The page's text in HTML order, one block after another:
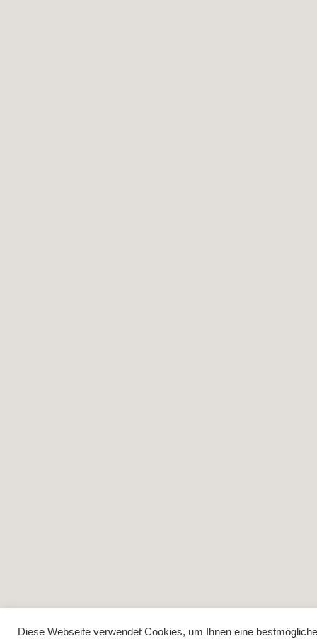
Diese Webseite verwendet Cookies, um Ihnen eine